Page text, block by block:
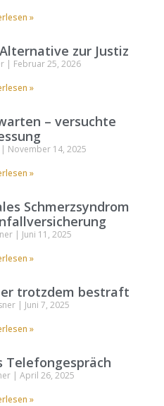
»
zur Justiz
Februar 25, 2026
»
– versuchte
November 14, 2025
»
Schmerzsyndrom
Juni 11, 2025
»
trotzdem bestraft
Juni 7, 2025
»
Telefongespräch
April 26, 2025
»